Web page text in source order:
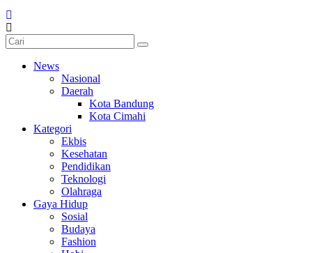
News
Nasional
Daerah
Kota Bandung
Kota Cimahi
Kategori
Ekbis
Kesehatan
Pendidikan
Teknologi
Olahraga
Gaya Hidup
Sosial
Budaya
Fashion